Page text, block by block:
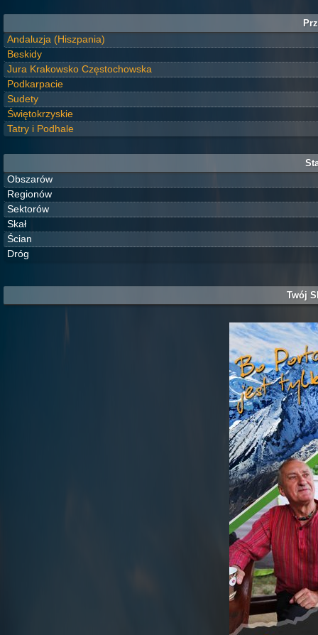
Andaluzja (Hiszpania)
Beskidy
Jura Krakowsko Częstochowska
Podkarpacie
Sudety
Świętokrzyskie
Tatry i Podhale
Obszarów
Regionów
Sektorów
Skał
Ścian
Dróg
Twój